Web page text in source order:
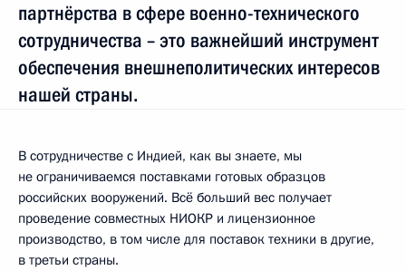
партнёрства в сфере военно-технического
сотрудничества – это важнейший инструмент
обеспечения внешнеполитических интересов
нашей страны.
В сотрудничестве с Индией, как вы знаете, мы
не ограничиваемся поставками готовых образцов
российских вооружений. Всё больший вес получает
проведение совместных НИОКР и лицензионное
производство, в том числе для поставок техники в другие,
в третьи страны.